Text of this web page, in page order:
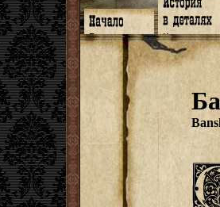
Главная
Программа
Форум
Facebook
Гостевая
Книги
Галереи
Музыка
Видео
Субтитры
Заметки
Мысли
Откровение